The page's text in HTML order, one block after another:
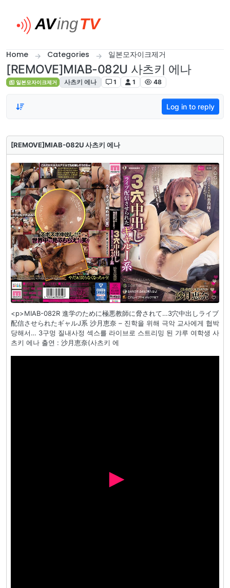
Home Categories 일본모자이크제거
[REMOVE]MIAB-082U 사츠키 에나
일본모자이크제거 사츠키 에나 1 1 48
Log in to reply
[REMOVE]MIAB-082U 사츠키 에나
<p>MIAB-082R 進学のために極悪教師に脅されて…3穴中出しライブ
配信させられたギャルJ系 沙月恵奈 – 진학을 위해 극악 교사에게 협박
당해서… 3구멍 질내사정 섹스를 라이브로 스트리밍 된 갸루 여학생 사
츠키 에나 출연 : 沙月恵奈(사츠키 에